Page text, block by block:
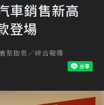
車銷售新高
登場
敖啟恩／綜合報導